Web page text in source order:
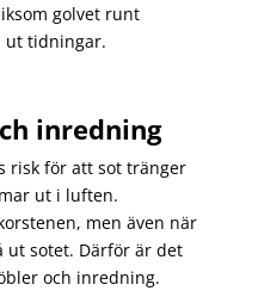
golvet runt
ut tidningar.
inredning
risk för att sot tränger
ut i luften.
men även när
ut sotet. Därför är det
och inredning.